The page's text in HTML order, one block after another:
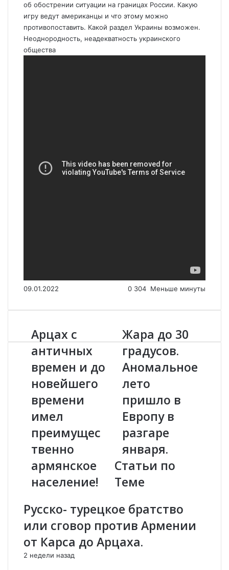
об обострении ситуации на границах России. Какую
игру ведут американцы и что этому можно
противопоставить. Какой раздел Украины возможен.
Неоднородность, неадекватность украинского
общества
09.01.2022 0 304 Меньше минуты
А
р
ц
а
х
с
н
т
ч
н
х
в
м
е
и
д
Арцах с
античных
времен и до
новейшего
времени
имел
преимущес
твенно
армянское
население!
Ж
а
р
а
д
о
0
г
а
д
с
о
А
н
м
Жара до 30
градусов.
Аномальное
лето
пришло в
Европу в
разгаре
января.
Статьи по
Теме
Русско- турецкое братство
или сговор против Армении
от Карса до Арцаха.
2 недели назад